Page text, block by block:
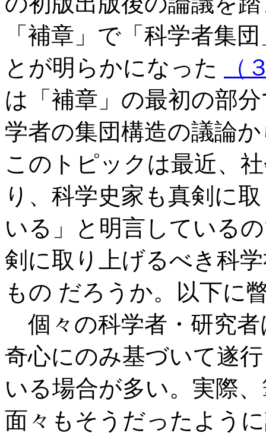
「補章」で「科学者集
とが明らかになった
（
は「補章」の最初の部
学者の集団構造の議論
このトピックは最近、
り、科学史家も真剣に
いる」と明言している
剣に取り上げるべき科
もの だろうか。以下に
個々の科学者・研究者
奇心にのみ基づいて遂
いる場合が多い。実際
面々もそうだったよう